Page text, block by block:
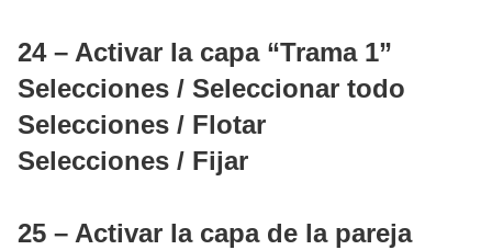
24 – Activar la capa “Trama 1”
Selecciones / Seleccionar todo
Selecciones / Flotar
Selecciones / Fijar
25 – Activar la capa de la pareja